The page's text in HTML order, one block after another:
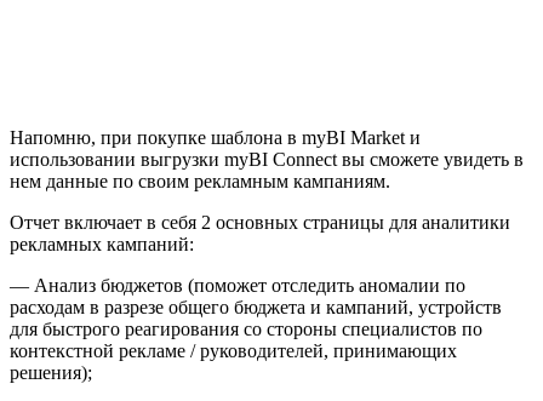
Напомню, при покупке шаблона в myBI Market и
использовании выгрузки myBI Connect вы сможете увидеть в
нем данные по своим рекламным кампаниям.
Отчет включает в себя 2 основных страницы для аналитики
рекламных кампаний:
— Анализ бюджетов (поможет отследить аномалии по
расходам в разрезе общего бюджета и кампаний, устройств
для быстрого реагирования со стороны специалистов по
контекстной рекламе / руководителей, принимающих
решения);